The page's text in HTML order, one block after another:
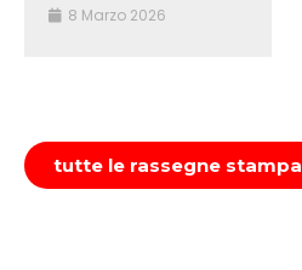
8 Marzo 2026
tutte le rassegne stampa